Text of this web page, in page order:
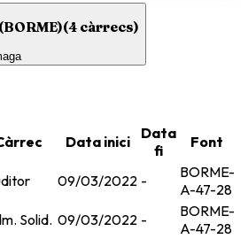
(4 càrrecs)
Data inici
Data
fi
Font
09/03/2022 -
BORME-
A-47-28
Solid. 09/03/2022 -
BORME-
A-47-28